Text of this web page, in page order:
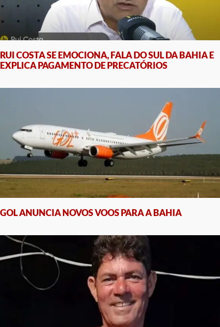
RUI COSTA SE EMOCIONA, FALA DO SUL DA BAHIA E
EXPLICA PAGAMENTO DE PRECATÓRIOS
GOL ANUNCIA NOVOS VOOS PARA A BAHIA